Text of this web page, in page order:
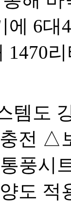
에 6
1470
템도
전 △
풍시
도 적